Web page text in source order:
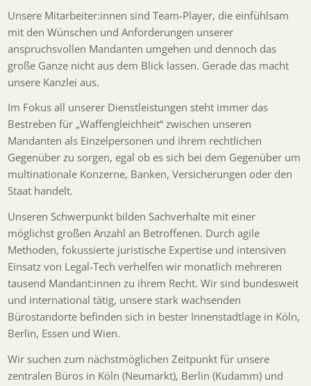
Unsere Mitarbeiter:innen sind Team-Player, die einfühlsam
mit den Wünschen und Anforderungen unserer
anspruchsvollen Mandanten umgehen und dennoch das
große Ganze nicht aus dem Blick lassen. Gerade das macht
unsere Kanzlei aus.
Im Fokus all unserer Dienstleistungen steht immer das
Bestreben für „Waffengleichheit“ zwischen unseren
Mandanten als Einzelpersonen und ihrem rechtlichen
Gegenüber zu sorgen, egal ob es sich bei dem Gegenüber um
multinationale Konzerne, Banken, Versicherungen oder den
Staat handelt.
Unseren Schwerpunkt bilden Sachverhalte mit einer
möglichst großen Anzahl an Betroffenen. Durch agile
Methoden, fokussierte juristische Expertise und intensiven
Einsatz von Legal-Tech verhelfen wir monatlich mehreren
tausend Mandant:innen zu ihrem Recht. Wir sind bundesweit
und international tätig, unsere stark wachsenden
Bürostandorte befinden sich in bester Innenstadtlage in Köln,
Berlin, Essen und Wien.
Wir suchen zum nächstmöglichen Zeitpunkt für unsere
zentralen Büros in Köln (Neumarkt), Berlin (Kudamm) und